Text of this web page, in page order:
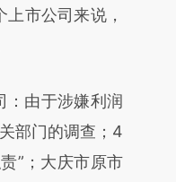
市公司来说，
由于涉嫌利润
部门的调查；4
”；大庆市原市